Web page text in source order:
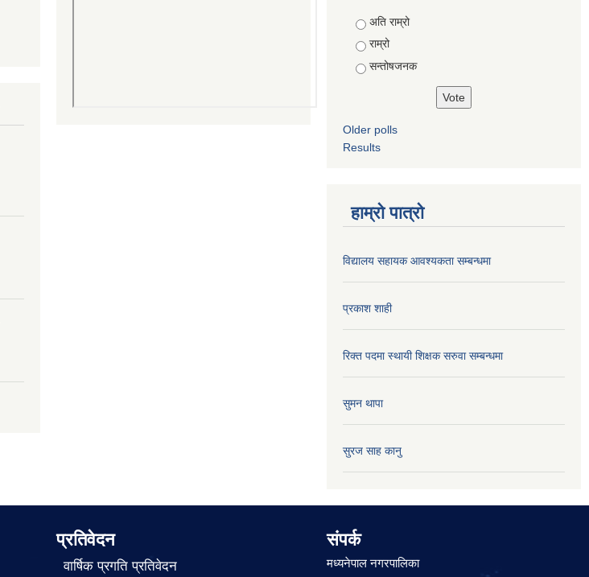
Choices
अति राम्रो
राम्रो
सन्तोषजनक
Older polls
Results
हाम्रो पात्रो
विद्यालय सहायक आवश्यकता सम्बन्धमा
प्रकाश शाही
रिक्त पदमा स्थायी शिक्षक सरुवा सम्बन्धमा
सुमन थापा
सुरज साह कानु
प्रतिवेदन
वार्षिक प्रगति प्रतिवेदन
संपर्क
मध्यनेपाल नगरपालिका